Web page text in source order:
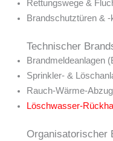
Rettungswege &
Brandschutztüren & -
Technischer
Brandmeldeanlagen
Sprinkler- &
Rauch-Wärme-
Löschwasser-
Organisatorischer